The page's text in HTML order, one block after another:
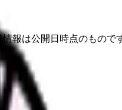
報は公開日時点のもので